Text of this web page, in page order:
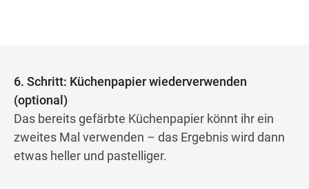
6. Schritt: Küchenpapier wiederverwenden
(optional)
Das bereits gefärbte Küchenpapier könnt ihr ein
zweites Mal verwenden – das Ergebnis wird dann
etwas heller und pastelliger.